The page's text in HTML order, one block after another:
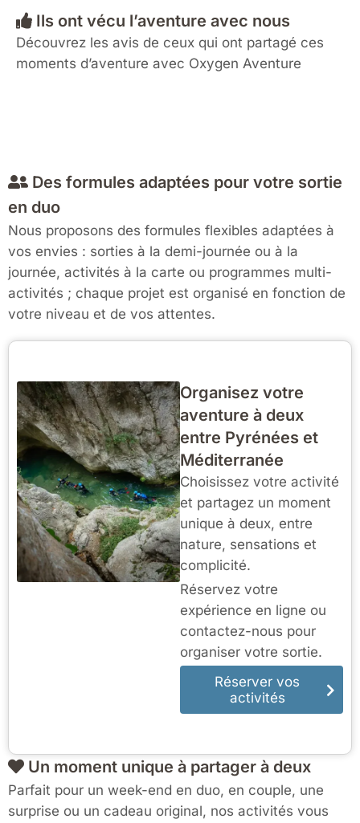
Ils ont vécu l’aventure avec nous
Découvrez les avis de ceux qui ont partagé ces
moments d’aventure avec Oxygen Aventure
Des formules adaptées pour votre sortie
en duo
Nous proposons des formules flexibles adaptées à
vos envies : sorties à la demi-journée ou à la
journée, activités à la carte ou programmes multi-
activités ; chaque projet est organisé en fonction de
votre niveau et de vos attentes.
Organisez votre
aventure à deux
entre Pyrénées et
Méditerranée
Choisissez votre activité
et partagez un moment
unique à deux, entre
nature, sensations et
complicité.
Réservez votre
expérience en ligne ou
contactez-nous pour
organiser votre sortie.
Réserver vos
activités
Un moment unique à partager à deux
Parfait pour un week-end en duo, en couple, une
surprise ou un cadeau original, nos activités vous